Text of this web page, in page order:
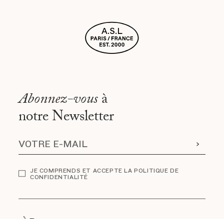
Abonnez-vousà
notre Newsletter
JE COMPRENDS ET ACCEPTE LA POLITIQUE DE
CONFIDENTIALITÉ